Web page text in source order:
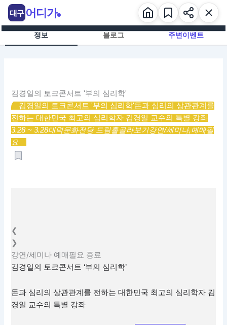
츠
정보 블로그 주변이벤트
김경일의 토크콘서트 '부의 심리학'
김경일의 토크콘서트 '부의 심리학'돈과 심리의 상관관계를
전하는 대한민국 최고의 심리학자 김경일 교수의 특별 강좌
3.28 ~ 3.28대덕문화전당 드림홀골라보기강연/세미나,예매필
요
❮
❯
강연/세미나 예매필요 종료
김경일의 토크콘서트 ‘부의 심리학’
돈과 심리의 상관관계를 전하는 대한민국 최고의 심리학자 김
경일 교수의 특별 강좌
대구 어디가